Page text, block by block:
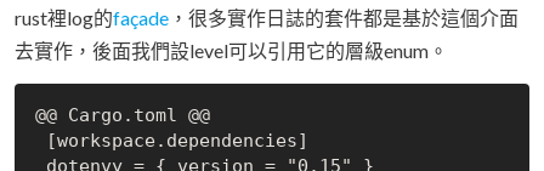
rust裡log的façade ，很多實作日誌的套件都是基於這個介面
去實作，後面我們設level可以引用它的層級enum。
@@ Cargo.toml @@